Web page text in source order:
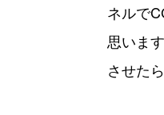
ネルで
思いま
させた